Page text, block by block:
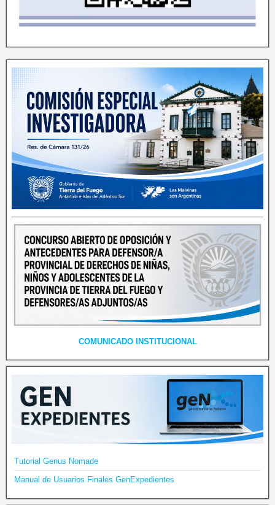
COMUNICADO INSTITUCIONAL
Tutorial Genus Nomade
Manual de Usuarios Finales GenExpedientes